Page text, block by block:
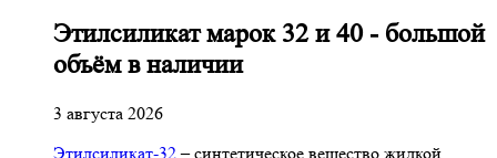
Этилсиликат марок 32 и 40 - большой
объём в наличии
3 августа 2026
Этилсиликат-32– синтетическое вещество жидкой